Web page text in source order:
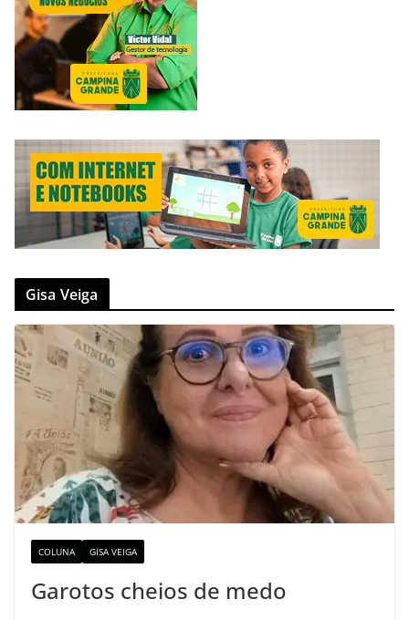
Gisa Veiga
COLUNA GISA VEIGA
Garotos cheios de medo